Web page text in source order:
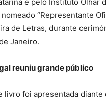
“Representante
de Letras, durante
Janeiro.
reuniu grande público
livro foi apresentada